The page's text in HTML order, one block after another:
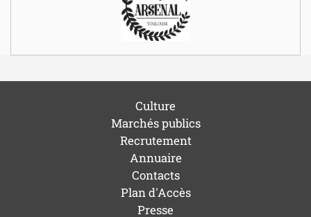
Culture
Marchés publics
Recrutement
Annuaire
Contacts
Plan d'Accès
Presse